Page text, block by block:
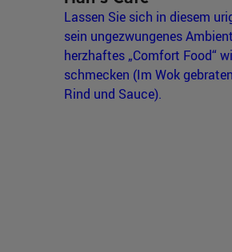
Lassen Sie sich in diesem
sein ungezwungenes
herzhaftes „Comfort Food“
schmecken (Im Wok
Rind und Sauce).